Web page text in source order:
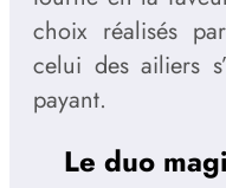
choix réalisés
celui des ailiers
payant.
Le duo